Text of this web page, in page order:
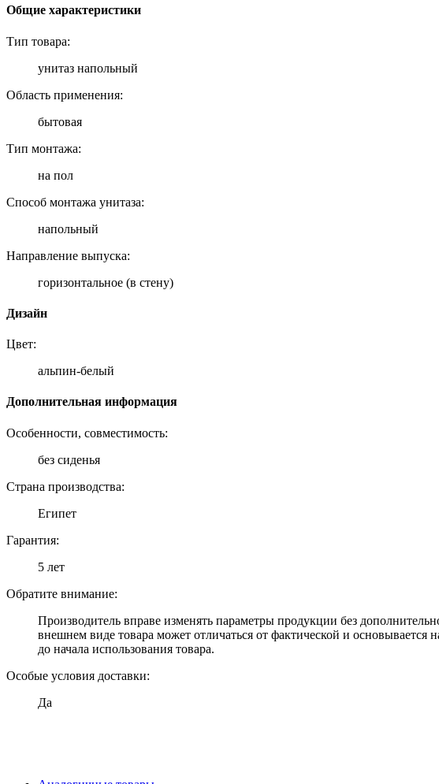
Общие характеристики
Тип товара:
унитаз напольный
Область применения:
бытовая
Тип монтажа:
на пол
Способ монтажа унитаза:
напольный
Направление выпуска:
горизонтальное (в стену)
Дизайн
Цвет:
альпин-белый
Дополнительная информация
Особенности, совместимость:
без сиденья
Страна производства:
Египет
Гарантия:
5 лет
Обратите внимание:
Производитель вправе изменять параметры продукции без
внешнем виде товара может отличаться от фактической и
до начала использования товара.
Особые условия доставки:
Да